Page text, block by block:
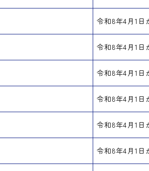
令和8年4月1日
令和8年4月1日
令和8年4月1日
令和8年4月1日
令和8年4月1日
令和8年4月1日